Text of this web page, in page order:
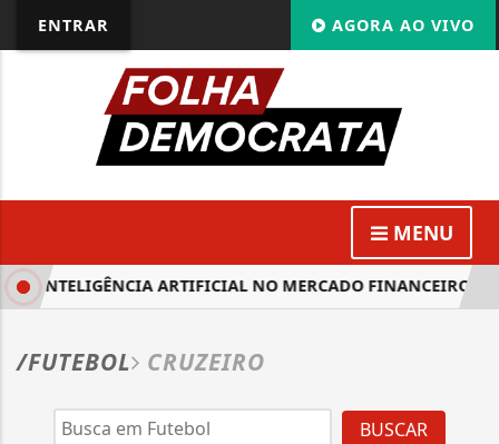
ENTRAR AGORA AO VIVO
MENU
INTELIGÊNCIA ARTIFICIAL NO MERCADO FINANCEIRO É
/FUTEBOL CRUZEIRO
BUSCAR